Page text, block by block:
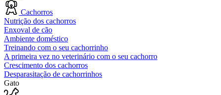
Cachorros
Nutrição dos cachorros
Enxoval de cão
Ambiente doméstico
Treinando com o seu cachorrinho
A primeira vez no veterinário com o seu cachorro
Crescimento dos cachorros
Desparasitação de cachorrinhos
Gato